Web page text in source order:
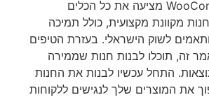
מיטבית. WooCommerce מציעה את כל הכלים
מקוונת מקצועית, כולל תמיכה
לשוק הישראלי. בעזרת הטיפים
זה, תוכלו לבנות חנות שממירה
התחל עכשיו לבנות את החנות
את המוצרים שלך לנגישים ללקוחות